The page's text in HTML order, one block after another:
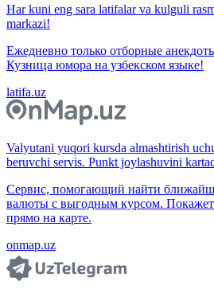
Har kuni eng sara latifalar va kulguli
markazi!
Ежедневно только отборные
Кузница юмора на узбекском языке!
latifa.uz
Valyutani yuqori kursda almashtirish
beruvchi servis. Punkt joylashuvini
Сервис, помогающий найти
валюты с выгодным курсом.
прямо на карте.
onmap.uz